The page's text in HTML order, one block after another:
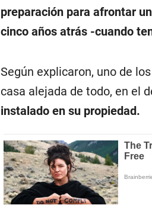
preparación para afrontar
cinco años atrás -cuando
Según explicaron, uno de
casa alejada de todo, en el
instalado en su propiedad.